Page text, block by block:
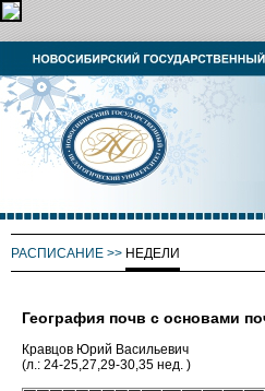
РАСПИСАНИЕ >> НЕДЕЛИ
География почв с основами
Кравцов Юрий Васильевич
(л.: 24-25,27,29-30,35 нед. )